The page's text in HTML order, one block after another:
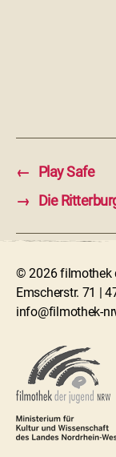
←
Play Safe
→
Die
© 2026 filmothek
Emscherstr. 71 |
info@filmothek-